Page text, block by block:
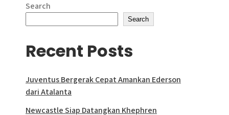
Search
Search
Recent Posts
Juventus Bergerak Cepat Amankan Ederson
dari Atalanta
Newcastle Siap Datangkan Khephren